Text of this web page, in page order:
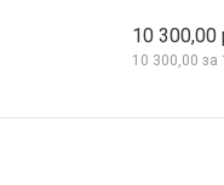
10 300,00
10 300,00 за